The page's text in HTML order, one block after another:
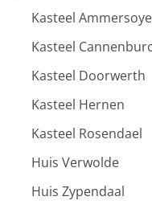
Kasteel
Kasteel
Kasteel Doorwerth
Kasteel Hernen
Kasteel Rosendael
Huis Verwolde
Huis Zypendaal